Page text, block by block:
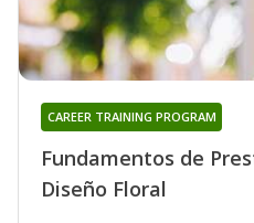
Fundamentos de
Diseño Floral
CAREER TRAINING PROGRAM